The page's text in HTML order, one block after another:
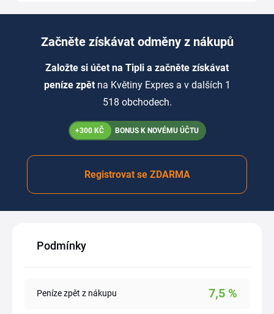
Začněte získávat odměny z nákupů
Založte si účet na Tipli a začněte získávat
peníze zpět na Květiny Expres a v dalších 1
518 obchodech.
+300 KČ BONUS K NOVÉMU ÚČTU
Registrovat se ZDARMA
Podmínky
Peníze zpět z nákupu 7,5 %